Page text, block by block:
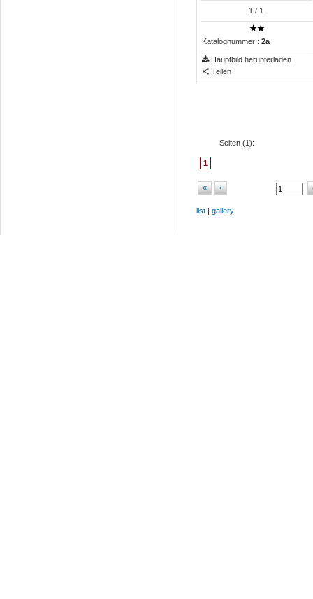
1 / 1
Katalognummer : 2a
Hauptbild herunterladen
Teilen
Seiten (1 ):
1
« ‹
list gallery